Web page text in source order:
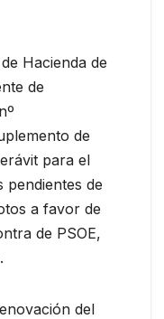
Hacienda de
de
de
para el
pendientes de
a favor de
de PSOE,
del